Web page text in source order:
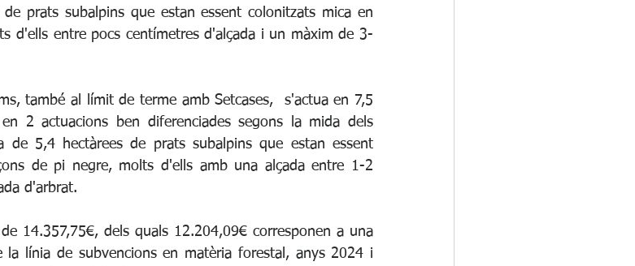
prats subalpins que estan essent colonitzats mica en
d'ells entre pocs centímetres d'alçada i un màxim de 3-
també al límit de terme amb Setcases,  s'actua en 7,5
2 actuacions ben diferenciades segons la mida dels
de 5,4 hectàrees de prats subalpins que estan essent
de pi negre, molts d'ells amb una alçada entre 1-2
d'arbrat.
14.357,75€, dels quals 12.204,09€ corresponen a una
línia de subvencions en matèria forestal, anys 2024 i